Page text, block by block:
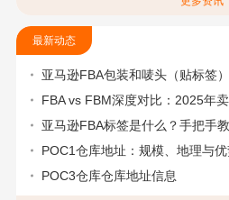
最新动态
亚马逊FBA包装和唛头（贴标签
FBA vs FBM深度对比：2025年卖家该
亚马逊FBA标签是什么？手把手教你
POC1仓库地址：规模、地理与
POC3仓库仓库地址信息